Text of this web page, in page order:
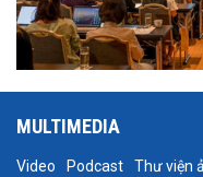
MULTIMEDIA
Video Podcast Thư viện